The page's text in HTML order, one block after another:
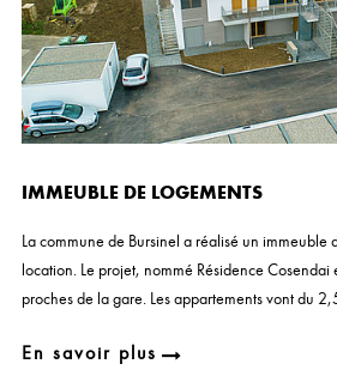
IMMEUBLE DE LOGEMENTS
La commune de Bursinel a réalisé un immeuble
location. Le projet, nommé Résidence Cosendai
proches de la gare. Les appartements vont du
En savoir plus